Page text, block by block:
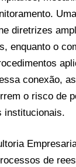
diretrizes
enquanto o
conexão,
o risco de
institucionais.
de